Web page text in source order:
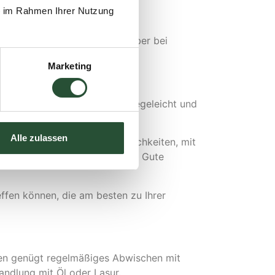
Rahmen Ihrer Nutzung
Marketing
Alle zulassen
Im ersten Fall ist
umstellen, können aber bei
Kissen sind in der Regel pflegeleicht und
zu holen.
außerdem mehr Möglichkeiten, mit
die Qualität des Materials. Gute
können, die am besten zu Ihrer
genügt regelmäßiges Abwischen mit
mit Öl oder Lasur.